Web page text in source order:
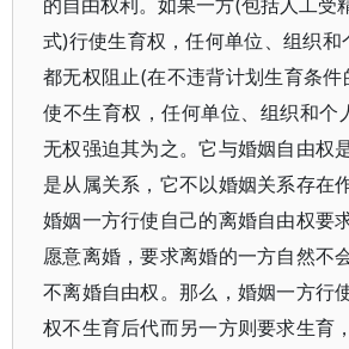
式)行使生育权，任何单位、组织和
都无权阻止(在不违背计划生育条
使不生育权，任何单位、组织和个
无权强迫其为之。它与婚姻自由权
是从属关系，它不以婚姻关系存在
婚姻一方行使自己的离婚自由权要
愿意离婚，要求离婚的一方自然不
不离婚自由权。那么，婚姻一方行
权不生育后代而另一方则要求生育